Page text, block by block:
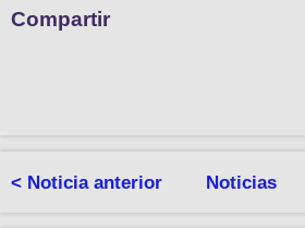
Compartir
< Noticia anterior Noticias